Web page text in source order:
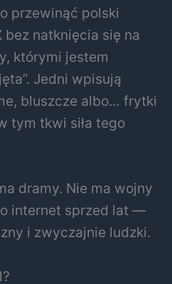
przewinąć polski
natknięcia się na
którymi jestem
Jedni wpisują
bluszcze albo… frytki
tym tkwi siła tego
dramy. Nie ma wojny
internet sprzed lat —
i zwyczajnie ludzki.